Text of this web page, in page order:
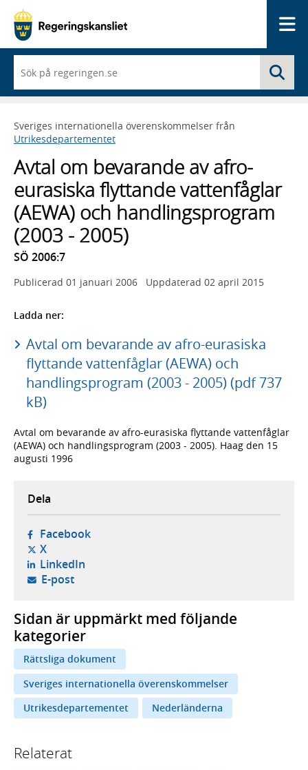
du
börjar
skriva
framträder
en
med
sökförslag
Sveriges internationella överenskommelser från
Utrikesdepartementet
Avtal om bevarande av afro-
eurasiska flyttande vattenfåglar
(AEWA) och handlingsprogram
(2003 - 2005)
SÖ 2006:7
Publicerad 01 januari 2006 Uppdaterad 02 april 2015
Ladda ner:
Avtal om bevarande av afro-eurasiska
flyttande vattenfåglar (AEWA) och
handlingsprogram (2003 - 2005) (pdf 737
kB)
Avtal om bevarande av afro-eurasiska flyttande vattenfåglar
(AEWA) och handlingsprogram (2003 - 2005). Haag den 15
augusti 1996
Dela
Facebook- öppnas i ny flik, extern webbplats,
X- öppnas i ny flik, extern webbplats,
LinkedIn- öppnas i ny flik, extern webbplats,
E-post- öppnar din e-postklient,
Sidan är uppmärkt med följande
kategorier
Rättsliga dokument
Sveriges internationella överenskommelser
Utrikesdepartementet
Nederländerna
Relaterat